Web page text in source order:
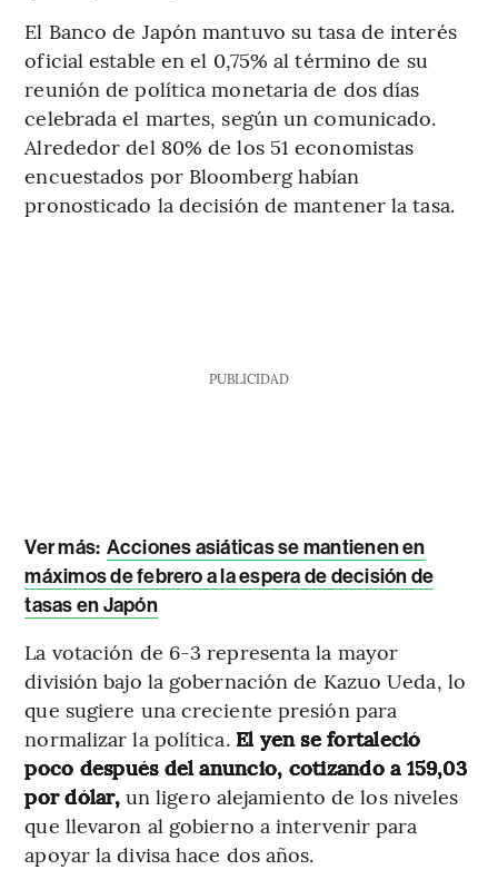
El Banco de Japón mantuvo su tasa de interés
oficial estable en el 0,75% al término de su
reunión de política monetaria de dos días
celebrada el martes, según un comunicado.
Alrededor del 80% de los 51 economistas
encuestados por Bloomberg habían
pronosticado la decisión de mantener la tasa.
PUBLICIDAD
Ver más: Acciones asiáticas se mantienen en
máximos de febrero a la espera de decisión de
tasas en Japón
La votación de 6-3 representa la mayor
división bajo la gobernación de Kazuo Ueda, lo
que sugiere una creciente presión para
normalizar la política. El yen se fortaleció
poco después del anuncio, cotizando a 159,03
por dólar,un ligero alejamiento de los niveles
que llevaron al gobierno a intervenir para
apoyar la divisa hace dos años.